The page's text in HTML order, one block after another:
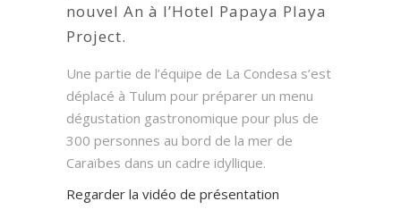
nouvel An à l’Hotel Papaya Playa
Project.
Une partie de l’équipe de La Condesa s’est
déplacé à Tulum pour préparer un menu
dégustation gastronomique pour plus de
300 personnes au bord de la mer de
Caraïbes dans un cadre idyllique.
Regarder la vidéo de présentation